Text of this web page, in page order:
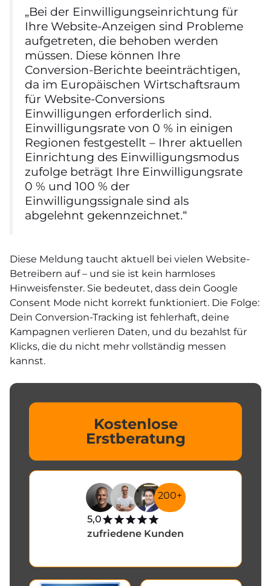
„Bei der Einwilligungseinrichtung für
Ihre Website-Anzeigen sind Probleme
aufgetreten, die behoben werden
müssen. Diese können Ihre
Conversion-Berichte beeinträchtigen,
da im Europäischen Wirtschaftsraum
für Website-Conversions
Einwilligungen erforderlich sind.
Einwilligungsrate von 0 % in einigen
Regionen festgestellt – Ihrer aktuellen
Einrichtung des Einwilligungsmodus
zufolge beträgt Ihre Einwilligungsrate
0 % und 100 % der
Einwilligungssignale sind als
abgelehnt gekennzeichnet.“
Diese Meldung taucht aktuell bei vielen Website-
Betreibern auf – und sie ist kein harmloses
Hinweisfenster. Sie bedeutet, dass dein Google
Consent Mode nicht korrekt funktioniert. Die Folge:
Dein Conversion-Tracking ist fehlerhaft, deine
Kampagnen verlieren Daten, und du bezahlst für
Klicks, die du nicht mehr vollständig messen
kannst.
Kostenlose
Erstberatung
200+
5,0
zufriedene Kunden